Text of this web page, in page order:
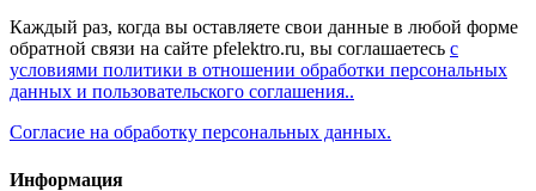
Каждый раз, когда вы оставляете свои данные в любой форме
обратной связи на сайте pfelektro.ru, вы соглашаетесь с
условиями политики в отношении обработки персональных
данных и пользовательского соглашения..
Согласие на обработку персональных данных.
Информация